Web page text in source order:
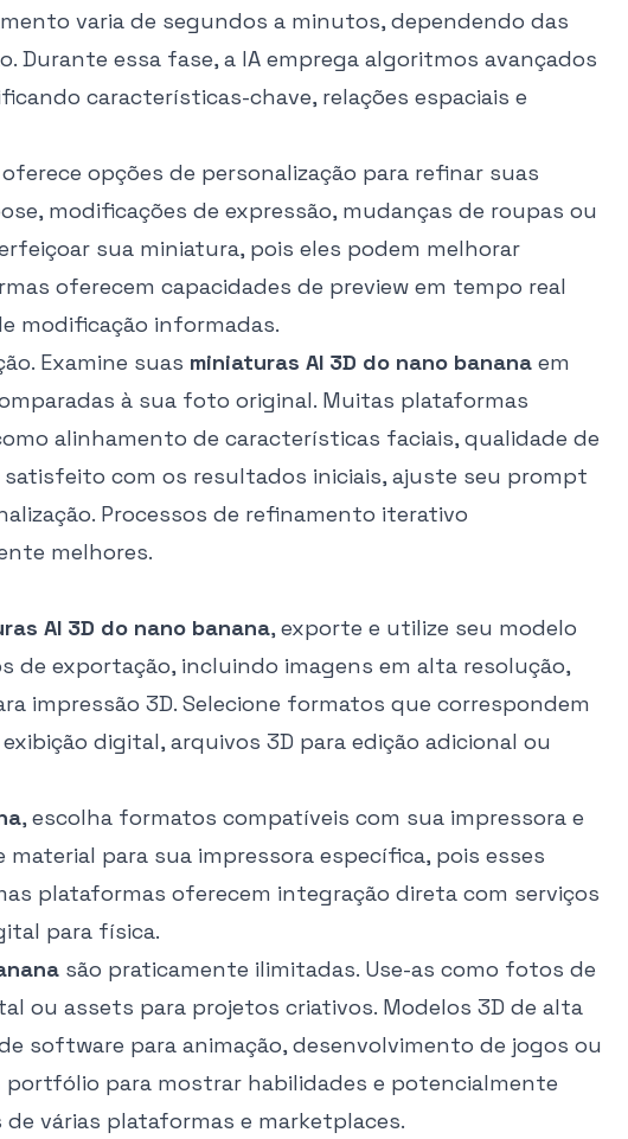
varia de segundos a minutos, dependendo das
Durante essa fase, a IA emprega algoritmos avançados
características-chave, relações espaciais e
opções de personalização para refinar suas
modificações de expressão, mudanças de roupas ou
sua miniatura, pois eles podem melhorar
oferecem capacidades de preview em tempo real
modificação informadas.
Examine suas miniaturas AI 3D do nano banana em
à sua foto original. Muitas plataformas
alinhamento de características faciais, qualidade de
com os resultados iniciais, ajuste seu prompt
Processos de refinamento iterativo
melhores.
AI 3D do nano banana, exporte e utilize seu modelo
de exportação, incluindo imagens em alta resolução,
impressão 3D. Selecione formatos que correspondem
digital, arquivos 3D para edição adicional ou
, escolha formatos compatíveis com sua impressora e
para sua impressora específica, pois esses
plataformas oferecem integração direta com serviços
para física.
são praticamente ilimitadas. Use-as como fotos de
ou assets para projetos criativos. Modelos 3D de alta
software para animação, desenvolvimento de jogos ou
para mostrar habilidades e potencialmente
de várias plataformas e marketplaces.